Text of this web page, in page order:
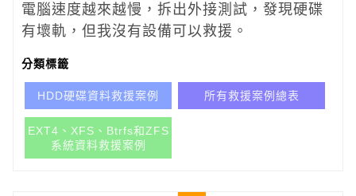
電腦速度越來越慢，拆出外接測試，發現硬碟
有壞軌，但我沒有設備可以救援。
分類標籤
HDD硬碟資料救援案例 所有救援案例總表
EXT4、XFS、Btrfs和ZFS
系統資料救援案例